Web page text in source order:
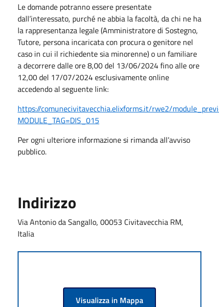
Le domande potranno essere presentate
dall’interessato, purché ne abbia la facoltà, da chi ne ha
la rappresentanza legale (Amministratore di Sostegno,
Tutore, persona incaricata con procura o genitore nel
caso in cui il richiedente sia minorenne) o un familiare
a decorrere dalle ore 8,00 del 13/06/2024 fino alle ore
12,00 del 17/07/2024 esclusivamente online
accedendo al seguente link:
https://comunecivitavecchia.elixforms.it/rwe2/
MODULE_TAG=DIS_015
Per ogni ulteriore informazione si rimanda all’avviso
pubblico.
Indirizzo
Via Antonio da Sangallo, 00053 Civitavecchia RM,
Italia
Visualizza in Mappa